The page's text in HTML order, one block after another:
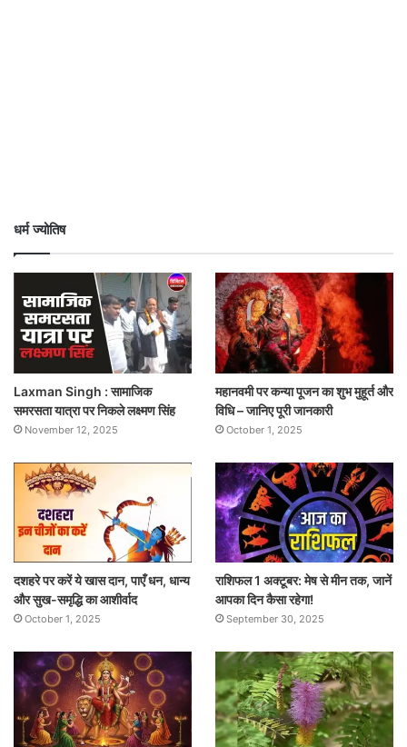
धर्म ज्योतिष
Laxman Singh : सामाजिक
समरसता यात्रा पर निकले लक्ष्मण सिंह
November 12, 2025
महानवमी पर कन्या पूजन का शुभ मुहूर्त और
विधि – जानिए पूरी जानकारी
October 1, 2025
दशहरे पर करें ये खास दान, पाएँ धन, धान्य
और सुख-समृद्धि का आशीर्वाद
October 1, 2025
राशिफल 1 अक्टूबर: मेष से मीन तक, जानें
आपका दिन कैसा रहेगा!
September 30, 2025